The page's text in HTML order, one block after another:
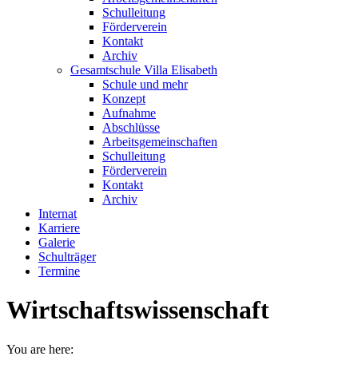
Schulleitung
Förderverein
Kontakt
Archiv
Gesamtschule Villa Elisabeth
Schule und mehr
Konzept
Aufnahme
Abschlüsse
Arbeitsgemeinschaften
Schulleitung
Förderverein
Kontakt
Archiv
Internat
Karriere
Galerie
Schulträger
Termine
Wirtschaftswissenschaft
You are here: